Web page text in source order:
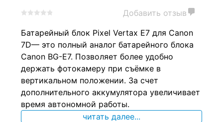
out
on
customer
ratings
Добавить отзыв
Батарейный блок Pixel Vertax E7 для Canon
7D— это полный аналог батарейного блока
Canon BG-E7. Позволяет более удобно
держать фотокамеру при съёмке в
вертикальном положении. За счет
дополнительного аккумулятора увеличивает
время автономной работы.
читать далее...